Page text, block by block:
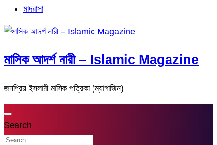
মাদরাসা
মাসিক আদর্শ নারী – Islamic Magazine
জনপ্রিয় ইসলামী মাসিক পত্রিকা (ম্যাগাজিন)
Search